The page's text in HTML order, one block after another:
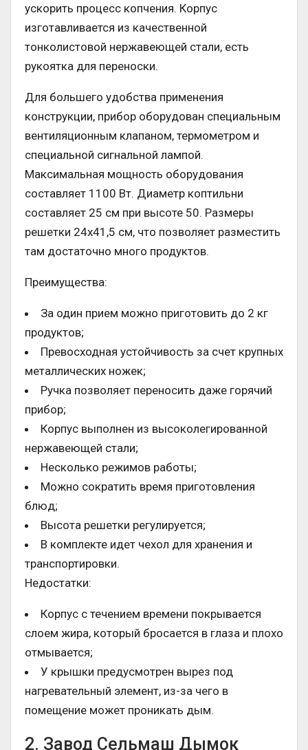
ускорить процесс копчения. Корпус
изготавливается из качественной
тонколистовой нержавеющей стали, есть
рукоятка для переноски.
Для большего удобства применения
конструкции, прибор оборудован специальным
вентиляционным клапаном, термометром и
специальной сигнальной лампой.
Максимальная мощность оборудования
составляет 1100 Вт. Диаметр коптильни
составляет 25 см при высоте 50. Размеры
решетки 24х41,5 см, что позволяет разместить
там достаточно много продуктов.
Преимущества:
За один прием можно приготовить до 2 кг
продуктов;
Превосходная устойчивость за счет крупных
металлических ножек;
Ручка позволяет переносить даже горячий
прибор;
Корпус выполнен из высоколегированной
нержавеющей стали;
Несколько режимов работы;
Можно сократить время приготовления
блюд;
Высота решетки регулируется;
В комплекте идет чехол для хранения и
транспортировки.
Недостатки:
Корпус с течением времени покрывается
слоем жира, который бросается в глаза и плохо
отмывается;
У крышки предусмотрен вырез под
нагревательный элемент, из-за чего в
помещение может проникать дым.
2. Завод Сельмаш Дымок